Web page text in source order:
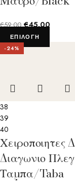
€59.00 €45.00
ΕΠΙΛΟΓΉ
-24%
38
39
40
Χειροποιητες
Διαγωνιο
Ταμπα/Taba